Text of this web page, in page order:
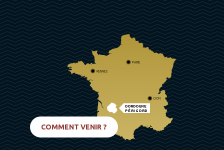
DORDOGNE
PÉRIGORD
PARIS
RENNES
LYON
COMMENT VENIR ?